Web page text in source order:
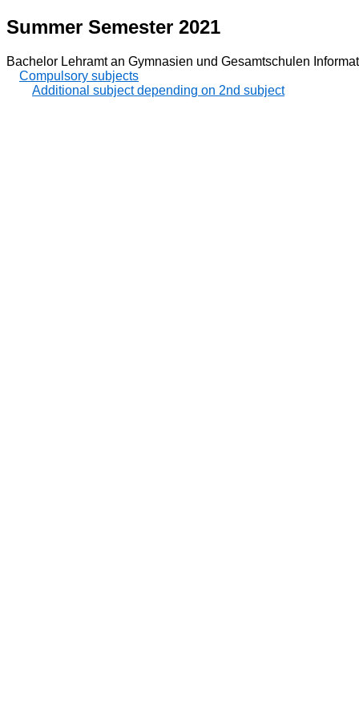
Summer Semester 2021
Bachelor Lehramt an Gymnasien und Gesamtschulen
Compulsory subjects
Additional subject depending on 2nd subject